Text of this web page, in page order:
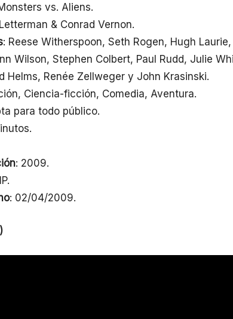
vs. Aliens.
& Conrad Vernon.
: Reese Witherspoon, Seth Rogen, Hugh
Wilson, Stephen Colbert, Paul Rudd, Julie
Helms, Renée Zellweger y John Krasinski.
Ciencia-ficción, Comedia, Aventura.
para todo público.
: 2009.
: 02/04/2009.